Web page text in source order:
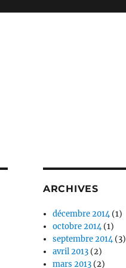
ARCHIVES
décembre 2014(1)
octobre 2014(1)
septembre 2014(3)
avril 2013 (2)
mars 2013 (2)